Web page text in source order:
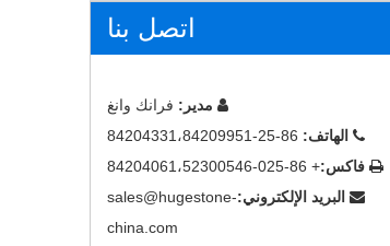
اتصل بنا
 مدير: فرانك وانغ
 الهاتف:
 فاكس:+ 86-025-84204061،52300546
 البريد الإلكتروني:sales@hugestone-
china.com